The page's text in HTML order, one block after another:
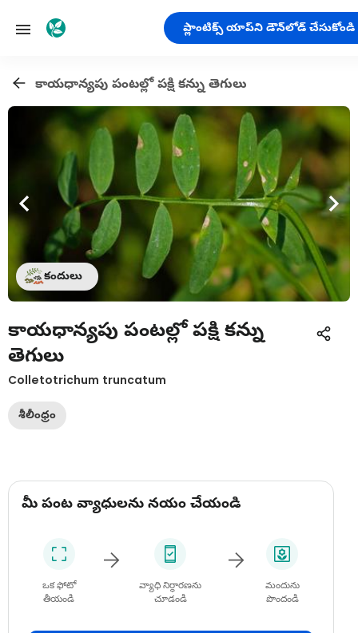
ప్లాంటిక్స్ యాప్‌ని డౌన్‌లోడ్ చేసుకోండి
కాయధాన్యపు పంటల్లో పక్షి కన్ను తెగులు
కందులు
కాయధాన్యపు పంటల్లో పక్షి కన్ను
తెగులు
Colletotrichum truncatum
శీలీంధ్రం
మీ పంట వ్యాధులను నయం చేయండి
ఒక ఫోటో
తీయండి
వ్యాధి నిర్ధారణను
చూడండి
మందును
పొందండి